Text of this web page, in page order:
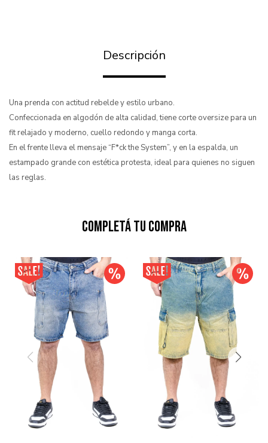
Descripción
Una prenda con actitud rebelde y estilo urbano.
Confeccionada en algodón de alta calidad, tiene corte oversize para un
fit relajado y moderno, cuello redondo y manga corta.
En el frente lleva el mensaje “F*ck the System”, y en la espalda, un
estampado grande con estética protesta, ideal para quienes no siguen
las reglas.
Completá tu compra